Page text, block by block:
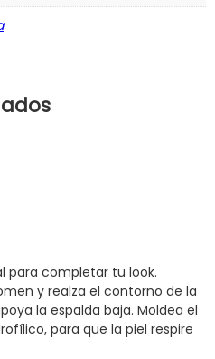
para completar tu look.
y realza el contorno de la
la espalda baja. Moldea el
para que la piel respire